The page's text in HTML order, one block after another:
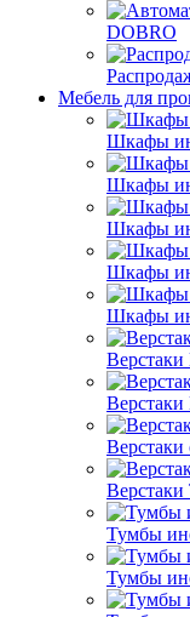
DOBRO
Мебель для
Шкафы
Шкафы
Шкафы
Шкафы
Шкафы
Верстаки
Тумбы
Тумбы